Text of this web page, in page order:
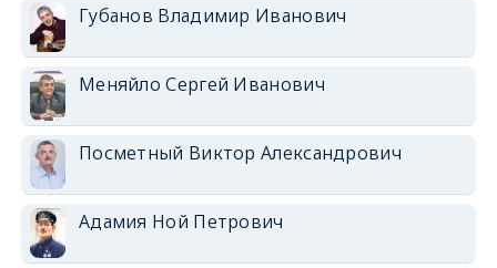
Губанов Владимир Иванович
Меняйло Сергей Иванович
Посметный Виктор Александрович
Адамия Ной Петрович